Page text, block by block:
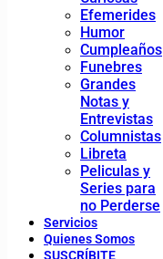
Efemerides
Humor
Cumpleaños
Funebres
Grandes
Notas y
Entrevistas
Columnistas
Libreta
Peliculas y
Series para
no Perderse
Servicios
Quienes Somos
SUSCRÍBITE